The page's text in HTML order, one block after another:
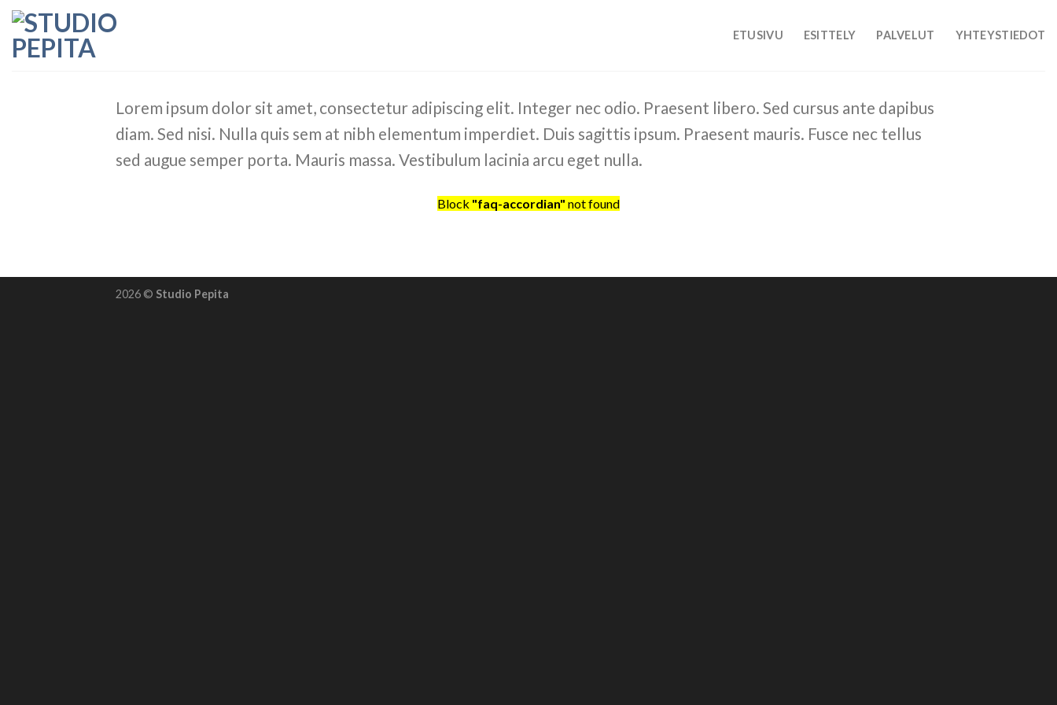
Skip
content
ETUSIVU ESITTELY PALVELUT YHTEYSTIEDOT
Lorem ipsum dolor sit amet, consectetur adipiscing elit. Integer nec odio. Praesent libero. Sed cursus ante dapibus
diam. Sed nisi. Nulla quis sem at nibh elementum imperdiet. Duis sagittis ipsum. Praesent mauris. Fusce nec tellus
sed augue semper porta. Mauris massa. Vestibulum lacinia arcu eget nulla.
Block "faq-accordian" not found
2026 © Studio Pepita